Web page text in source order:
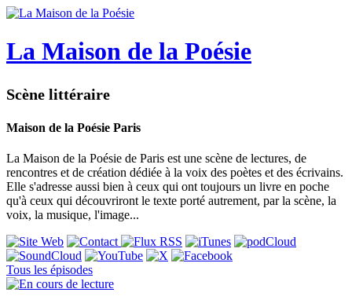
La Maison de la Poésie
Scène littéraire
Maison de la Poésie Paris
La Maison de la Poésie de Paris est une scène de lectures, de
rencontres et de création dédiée à la voix des poètes et des écrivains.
Elle s'adresse aussi bien à ceux qui ont toujours un livre en poche
qu'à ceux qui découvriront le texte porté autrement, par la scène, la
voix, la musique, l'image...
Tous les épisodes